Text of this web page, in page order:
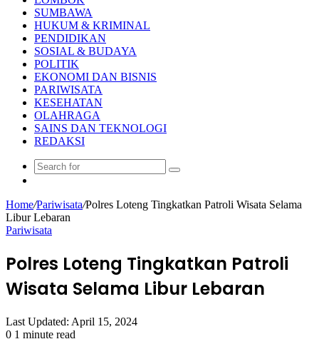
SUMBAWA
HUKUM & KRIMINAL
PENDIDIKAN
SOSIAL & BUDAYA
POLITIK
EKONOMI DAN BISNIS
PARIWISATA
KESEHATAN
OLAHRAGA
SAINS DAN TEKNOLOGI
REDAKSI
Search
Home/Pariwisata/Polres Loteng Tingkatkan Patroli Wisata Selama
Libur Lebaran
Pariwisata
Polres Loteng Tingkatkan Patroli
Wisata Selama Libur Lebaran
Last Updated: April 15, 2024
0 1 minute read